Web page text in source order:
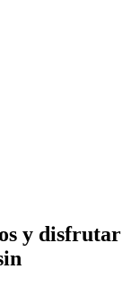
y disfrutar